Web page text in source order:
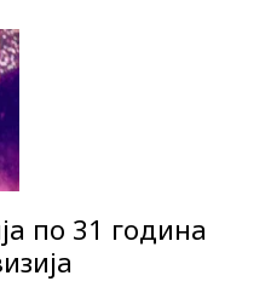
по 31 година